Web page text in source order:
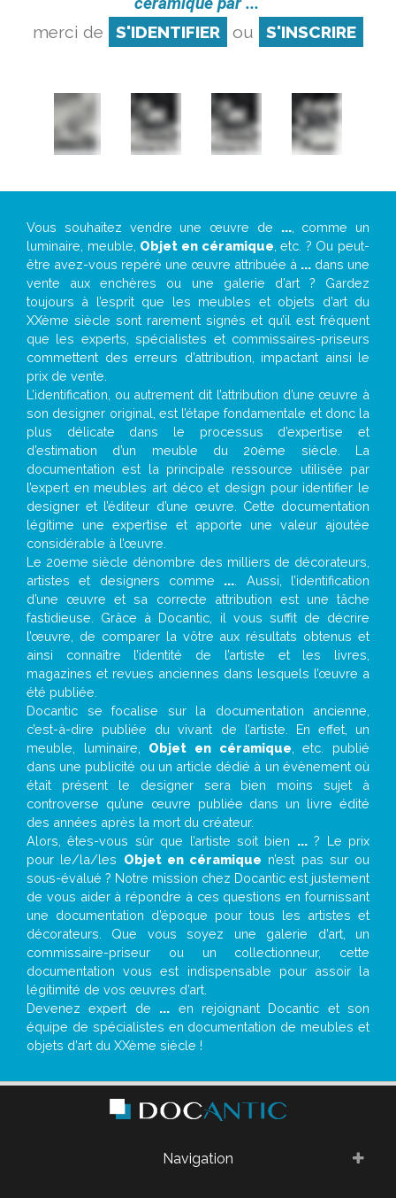
merci de
S'IDENTIFIER ou S'INSCRIRE
Vous souhaitez vendre une œuvre de ..., comme un
luminaire, meuble, Objet en céramique , etc. ? Ou peut-
être avez-vous repéré une œuvre attribuée à ... dans une
vente aux enchères ou une galerie d’art ? Gardez
toujours à l’esprit que les meubles et objets d’art du
XXème siècle sont rarement signés et qu’il est fréquent
que les experts, spécialistes et commissaires-priseurs
commettent des erreurs d’attribution, impactant ainsi le
prix de vente.
L’identification, ou autrement dit l’attribution d’une œuvre à
son designer original, est l’étape fondamentale et donc la
plus délicate dans le processus d’expertise et
d’estimation d’un meuble du 20ème siècle. La
documentation est la principale ressource utilisée par
l’expert en meubles art déco et design pour identifier le
designer et l’éditeur d’une œuvre. Cette documentation
légitime une expertise et apporte une valeur ajoutée
considérable à l’œuvre.
Le 20eme siècle dénombre des milliers de décorateurs,
artistes et designers comme ... . Aussi, l’identification
d’une œuvre et sa correcte attribution est une tâche
fastidieuse. Grâce à Docantic, il vous suffit de décrire
l’œuvre, de comparer la vôtre aux résultats obtenus et
ainsi connaître l’identité de l’artiste et les livres,
magazines et revues anciennes dans lesquels l’œuvre a
été publiée.
Docantic se focalise sur la documentation ancienne,
c’est-à-dire publiée du vivant de l’artiste. En effet, un
meuble, luminaire, Objet en céramique , etc. publié
dans une publicité ou un article dédié à un évènement où
était présent le designer sera bien moins sujet à
controverse qu’une œuvre publiée dans un livre édité
des années après la mort du créateur.
Alors, êtes-vous sûr que l’artiste soit bien ...? Le prix
pour le/la/les Objet en céramique n’est pas sur ou
sous-évalué ? Notre mission chez Docantic est justement
de vous aider à répondre à ces questions en fournissant
une documentation d’époque pour tous les artistes et
décorateurs. Que vous soyez une galerie d’art, un
commissaire-priseur ou un collectionneur, cette
documentation vous est indispensable pour assoir la
légitimité de vos œuvres d’art.
Devenez expert de ... en rejoignant Docantic et son
équipe de spécialistes en documentation de meubles et
objets d’art du XXème siècle !
Navigation